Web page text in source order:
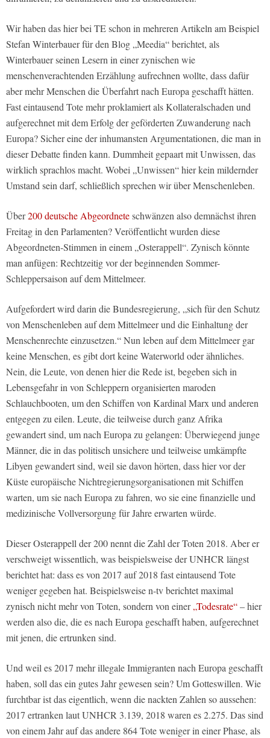
Wir haben das hier bei TE schon in mehreren Artikeln am Beispiel
Stefan Winterbauer für den Blog „Meedia“ berichtet, als
Winterbauer seinen Lesern in einer zynischen wie
menschenverachtenden Erzählung aufrechnen wollte, dass dafür
aber mehr Menschen die Überfahrt nach Europa geschafft hätten.
Fast eintausend Tote mehr proklamiert als Kollateralschaden und
aufgerechnet mit dem Erfolg der geförderten Zuwanderung nach
Europa? Sicher eine der inhumansten Argumentationen, die man in
dieser Debatte finden kann. Dummheit gepaart mit Unwissen, das
wirklich sprachlos macht. Wobei „Unwissen“ hier kein mildernder
Umstand sein darf, schließlich sprechen wir über Menschenleben.
Über200 deutsche Abgeordneteschwänzen also demnächst ihren
Freitag in den Parlamenten? Veröffentlicht wurden diese
Abgeordneten-Stimmen in einem „Osterappell“. Zynisch könnte
man anfügen: Rechtzeitig vor der beginnenden Sommer-
Schleppersaison auf dem Mittelmeer.
Aufgefordert wird darin die Bundesregierung, „sich für den Schutz
von Menschenleben auf dem Mittelmeer und die Einhaltung der
Menschenrechte einzusetzen.“ Nun leben auf dem Mittelmeer gar
keine Menschen, es gibt dort keine Waterworld oder ähnliches.
Nein, die Leute, von denen hier die Rede ist, begeben sich in
Lebensgefahr in von Schleppern organisierten maroden
Schlauchbooten, um den Schiffen von Kardinal Marx und anderen
entgegen zu eilen. Leute, die teilweise durch ganz Afrika
gewandert sind, um nach Europa zu gelangen: Überwiegend junge
Männer, die in das politisch unsichere und teilweise umkämpfte
Libyen gewandert sind, weil sie davon hörten, dass hier vor der
Küste europäische Nichtregierungsorganisationen mit Schiffen
warten, um sie nach Europa zu fahren, wo sie eine finanzielle und
medizinische Vollversorgung für Jahre erwarten würde.
Dieser Osterappell der 200 nennt die Zahl der Toten 2018. Aber er
verschweigt wissentlich, was beispielsweise der UNHCR längst
berichtet hat: dass es von 2017 auf 2018 fast eintausend Tote
weniger gegeben hat. Beispielsweise n-tv berichtet maximal
zynisch nicht mehr von Toten, sondern von einer„Todesrate“– hier
werden also die, die es nach Europa geschafft haben, aufgerechnet
mit jenen, die ertrunken sind.
Und weil es 2017 mehr illegale Immigranten nach Europa geschafft
haben, soll das ein gutes Jahr gewesen sein? Um Gotteswillen. Wie
furchtbar ist das eigentlich, wenn die nackten Zahlen so aussehen:
2017 ertranken laut UNHCR 3.139, 2018 waren es 2.275. Das sind
von einem Jahr auf das andere 864 Tote weniger in einer Phase, als